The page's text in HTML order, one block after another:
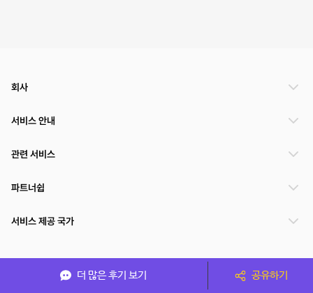
더 많은 후기 보기 공유하기
회사
서비스 안내
관련 서비스
파트너쉽
서비스 제공 국가
(주)NSPACE 사업자정보